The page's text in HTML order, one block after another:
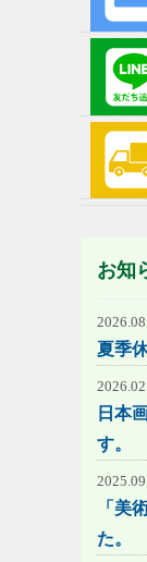
お知
夏季
日本
す。
「美
た。